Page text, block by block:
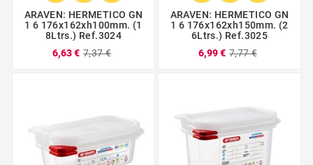
ARAVEN: HERMETICO GN
1 6 176x162xh100mm. (1
8Ltrs.) Ref.3024
6,63 € 7,37 €
ARAVEN: HERMETICO GN
1 6 176x162xh150mm. (2
6Ltrs.) Ref.3025
6,99 € 7,77 €